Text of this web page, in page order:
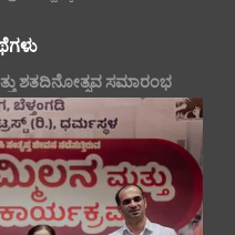
ಶತದಿನೋತ್ಸವ ಸಮಾರಂಭ